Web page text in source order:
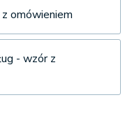
omówieniem
- wzór z